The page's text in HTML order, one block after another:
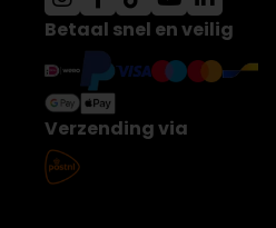
Betaal snel en veilig
Verzending via